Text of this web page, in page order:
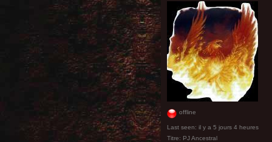
offline
Last seen: il y a 5 jours 4 heures
Titre: PJ Ancestral